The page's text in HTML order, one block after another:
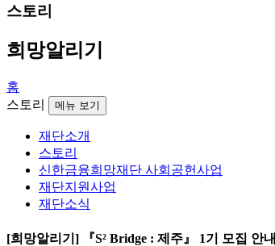
스토리
희망알리기
홈
스토리
메뉴 보기
재단소개
스토리
신한금융희망재단 사회공헌사업
재단지원사업
재단소식
[희망알리기] 『S² Bridge : 제주』 1기 모집 안내